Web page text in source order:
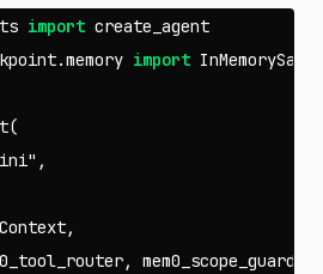
import create_agent
import InMemorySaver
(
,
Context,
, mem0_scope_guard